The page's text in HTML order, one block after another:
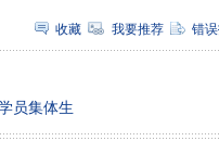
收藏 我要推荐 错
员集体生